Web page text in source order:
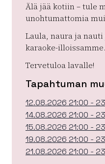
Älä jää kotiin – tule
unohtumattomia
Laula, naura ja
karaoke-illoissamme.
Tervetuloa lavalle!
Tapahtuman
12.08.2026 21:00 -
14.08.2026 21:00 -
15.08.2026 21:00 -
19.08.2026 21:00 -
21.08.2026 21:00 -